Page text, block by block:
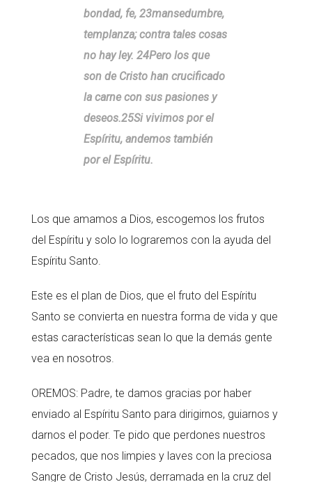
bondad, fe, 23mansedumbre,
templanza; contra tales cosas
no hay ley. 24Pero los que
son de Cristo han crucificado
la carne con sus pasiones y
deseos.25Si vivimos por el
Espíritu, andemos también
por el Espíritu.
Los que amamos a Dios, escogemos los frutos
del Espíritu y solo lo lograremos con la ayuda del
Espíritu Santo.
Este es el plan de Dios, que el fruto del Espíritu
Santo se convierta en nuestra forma de vida y que
estas características sean lo que la demás gente
vea en nosotros.
OREMOS: Padre, te damos gracias por haber
enviado al Espíritu Santo para dirigirnos, guiarnos y
darnos el poder. Te pido que perdones nuestros
pecados, que nos limpies y laves con la preciosa
Sangre de Cristo Jesús, derramada en la cruz del